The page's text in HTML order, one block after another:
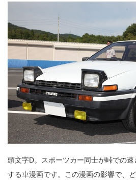
ロ
ー
ラ
レ
&
ス
プ
リ
ン
タ
ー
レ
ノ
の
魅
力。
中
古
車
も
は
頭文字D。スポーツカー同士が峠での
する車漫画です。この漫画の影響で、